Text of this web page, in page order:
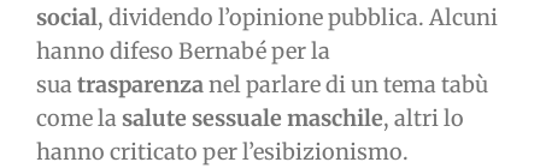
social, dividendo l’opinione pubblica. Alcuni
hanno difeso Bernabé per la
suatrasparenzanel parlare di un tema tabù
come lasalute sessuale maschile, altri lo
hanno criticato per l’esibizionismo.